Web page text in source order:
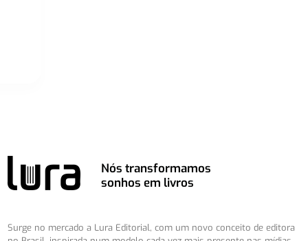
Nós transformamos
sonhos em livros
Surge no mercado a Lura Editorial, com um novo conceito de editora